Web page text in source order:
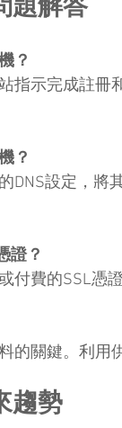
題解答
？
指示完成註冊
？
DNS設定，將
證？
付費的SSL憑
的關鍵。利用
趨勢